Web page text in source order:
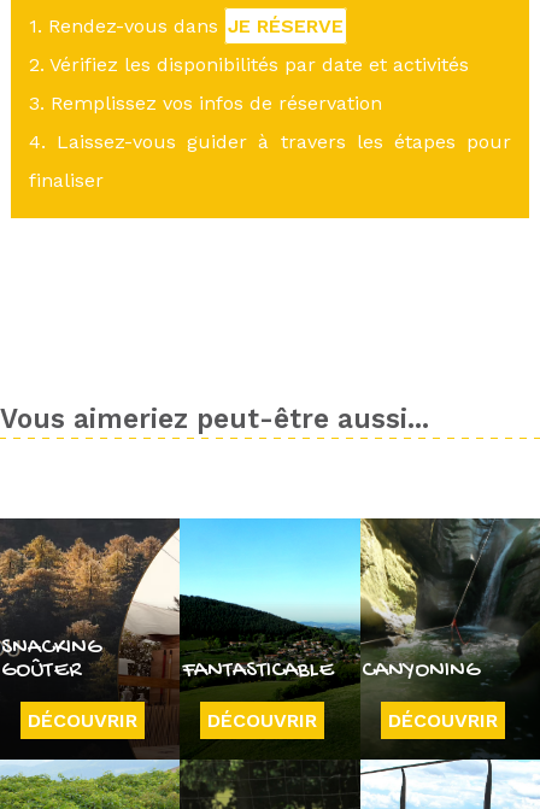
1. Rendez-vous dans JE RÉSERVE
2. Vérifiez les disponibilités par date et activités
3. Remplissez vos infos de réservation
4. Laissez-vous guider à travers les étapes pour
finaliser
Vous aimeriez peut-être aussi...
SNACKING
GOÛTER
DÉCOUVRIR
FANTASTICABLE
DÉCOUVRIR
CANYONING
DÉCOUVRIR